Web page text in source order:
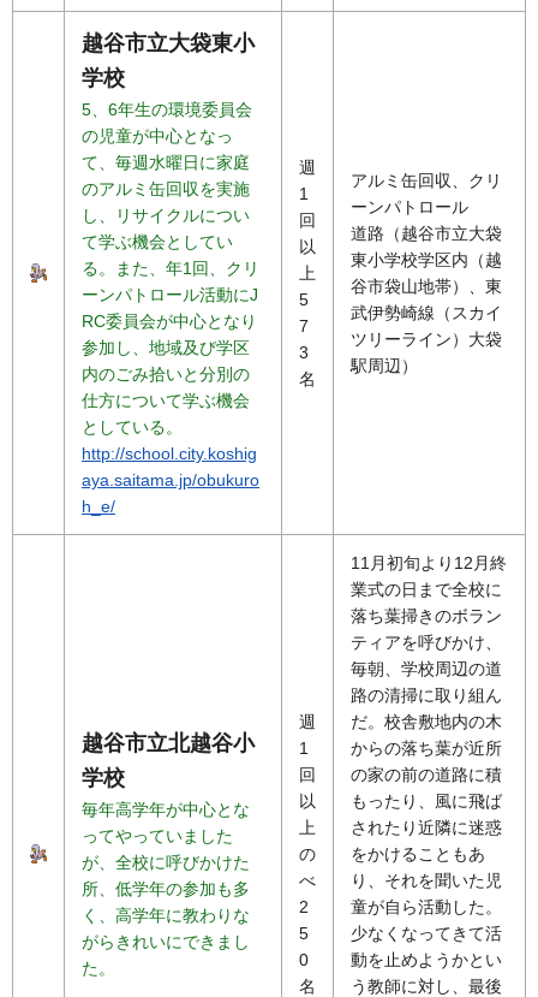
越谷市立大袋東小
学校
5、6年生の環境委員会
の児童が中心となっ
て、毎週水曜日に家庭
のアルミ缶回収を実施
し、リサイクルについ
て学ぶ機会としてい
る。また、年1回、クリ
ーンパトロール活動にJ
RC委員会が中心となり
参加し、地域及び学区
内のごみ拾いと分別の
仕方について学ぶ機会
としている。
http://school.city.koshig
aya.saitama.jp/obukuro
h_e/
週
1
回
以
上
5
7
3
名
アルミ缶回収、クリ
ーンパトロール
道路（越谷市立大袋
東小学校学区内（越
谷市袋山地帯）、東
武伊勢崎線（スカイ
ツリーライン）大袋
駅周辺）
越谷市立北越谷小
学校
毎年高学年が中心とな
ってやっていました
が、全校に呼びかけた
所、低学年の参加も多
く、高学年に教わりな
がらきれいにできまし
た。
週
1
回
以
上
の
べ
2
5
0
名
11月初旬より12月終
業式の日まで全校に
落ち葉掃きのボラン
ティアを呼びかけ、
毎朝、学校周辺の道
路の清掃に取り組ん
だ。校舎敷地内の木
からの落ち葉が近所
の家の前の道路に積
もったり、風に飛ば
されたり近隣に迷惑
をかけることもあ
り、それを聞いた児
童が自ら活動した。
少なくなってきて活
動を止めようかとい
う教師に対し、最後